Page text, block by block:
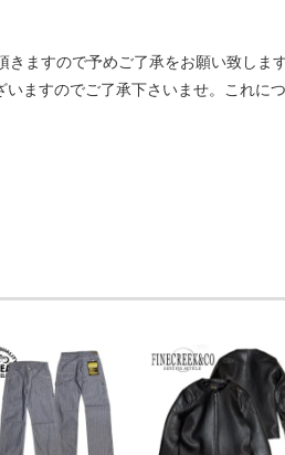
ますので予めご了承をお願い致します
ますのでご了承下さいませ。これに